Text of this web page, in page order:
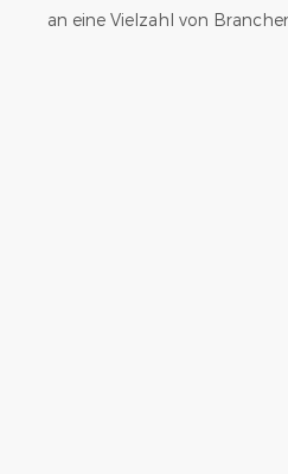
an eine Vielzahl von